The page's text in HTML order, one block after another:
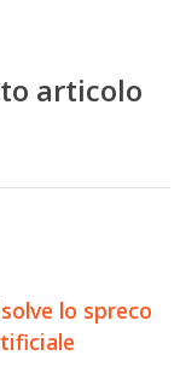
articolo
lo spreco